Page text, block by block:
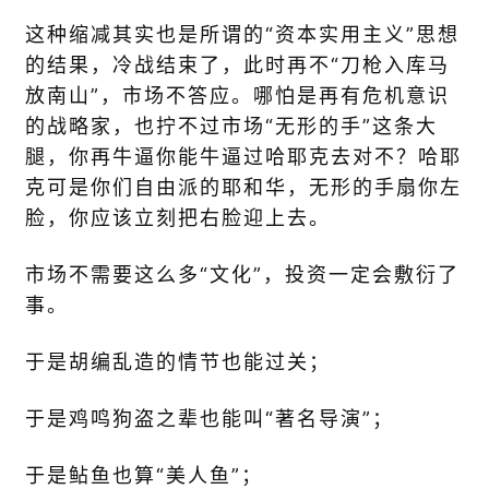
这种缩减其实也是所谓的“资本实用主义”思想
的结果，冷战结束了，此时再不“刀枪入库马
放南山”，市场不答应。哪怕是再有危机意识
的战略家，也拧不过市场“无形的手”这条大
腿，你再牛逼你能牛逼过哈耶克去对不？哈耶
克可是你们自由派的耶和华，无形的手扇你左
脸，你应该立刻把右脸迎上去。
市场不需要这么多“文化”，投资一定会敷衍了
事。
于是胡编乱造的情节也能过关；
于是鸡鸣狗盗之辈也能叫“著名导演”；
于是鲇鱼也算“美人鱼”；